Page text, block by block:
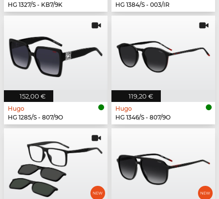
HG 1327/S - KB7/9K
HG 1384/S - 003/IR
152,00 €
Hugo
HG 1285/S - 807/9O
119,20 €
Hugo
HG 1346/S - 807/9O